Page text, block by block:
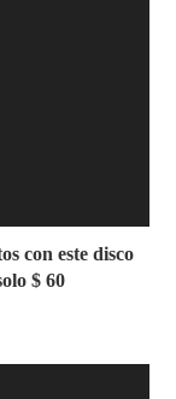
con este disco
$ 60